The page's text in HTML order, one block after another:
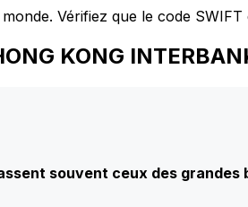
Vérifiez que le code
KONG
souvent ceux des grandes